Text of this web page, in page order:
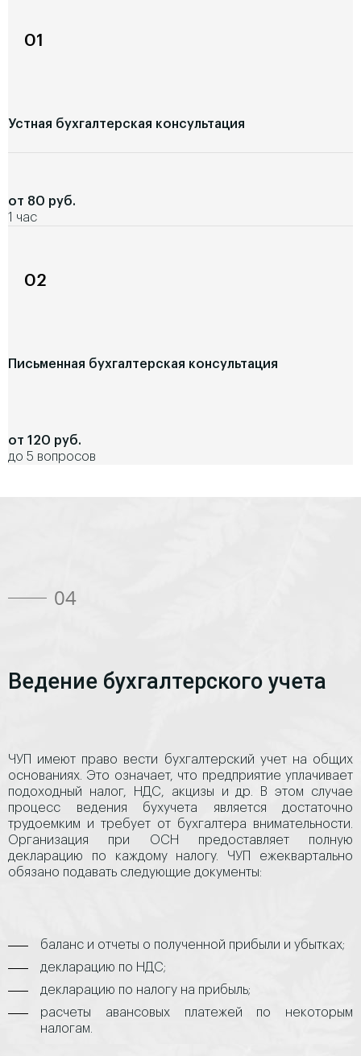
01
Устная бухгалтерская консультация
от 80 руб.
1 час
02
Письменная бухгалтерская консультация
от 120 руб.
до 5 вопросов
04
Ведение бухгалтерского учета
ЧУП имеют право вести бухгалтерский учет на общих
основаниях. Это означает, что предприятие уплачивает
подоходный налог, НДС, акцизы и др. В этом случае
процесс ведения бухучета является достаточно
трудоемким и требует от бухгалтера внимательности.
Организация при ОСН предоставляет полную
декларацию по каждому налогу. ЧУП ежеквартально
обязано подавать следующие документы:
баланс и отчеты о полученной прибыли и убытках;
декларацию по НДС;
декларацию по налогу на прибыль;
расчеты авансовых платежей по некоторым
налогам.